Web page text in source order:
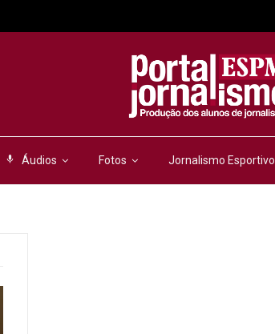
mic Áudios Fotos Jornalismo Esportivo